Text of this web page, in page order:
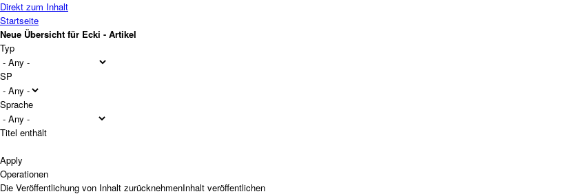
Direkt zum Inhalt
Startseite
Neue Übersicht für Ecki - Artikel
Typ
SP
Sprache
Titel enthält
Operationen